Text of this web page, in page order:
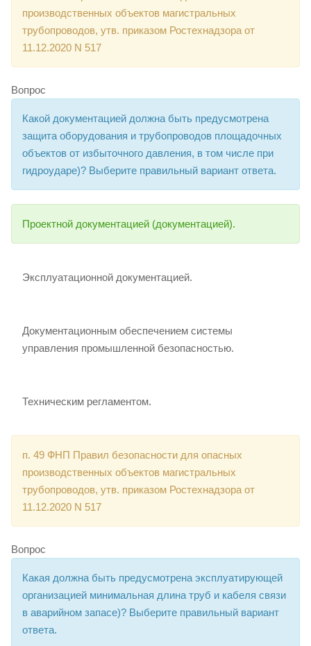
производственных объектов магистральных
трубопроводов, утв. приказом Ростехнадзора от
11.12.2020 N 517
Вопрос
Какой документацией должна быть предусмотрена
защита оборудования и трубопроводов площадочных
объектов от избыточного давления, в том числе при
гидроударе)? Выберите правильный вариант ответа.
Проектной документацией (документацией).
Эксплуатационной документацией.
Документационным обеспечением системы
управления промышленной безопасностью.
Техническим регламентом.
п. 49 ФНП Правил безопасности для опасных
производственных объектов магистральных
трубопроводов, утв. приказом Ростехнадзора от
11.12.2020 N 517
Вопрос
Какая должна быть предусмотрена эксплуатирующей
организацией минимальная длина труб и кабеля связи
в аварийном запасе)? Выберите правильный вариант
ответа.